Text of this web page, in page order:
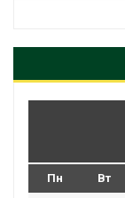
Пн Вт